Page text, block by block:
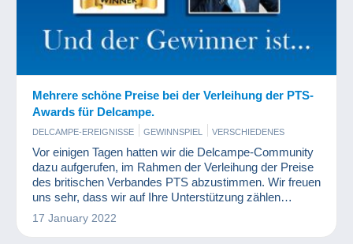
Mehrere schöne Preise bei der Verleihung der PTS-
Awards für Delcampe.
DELCAMPE-EREIGNISSE GEWINNSPIEL VERSCHIEDENES
Vor einigen Tagen hatten wir die Delcampe-Community
dazu aufgerufen, im Rahmen der Verleihung der Preise
des britischen Verbandes PTS abzustimmen. Wir freuen
uns sehr, dass wir auf Ihre Unterstützung zählen
konnten, denn die Ergebnisse sind eindeutig!!!
17 January 2022